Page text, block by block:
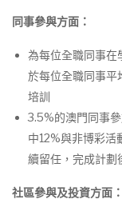
同事參與方面：
為每位全職同事在
於每位全職同事
培訓
3.5%的澳門同事
中12%與非博彩
續留任，完成計劃
社區參與及投資方面：